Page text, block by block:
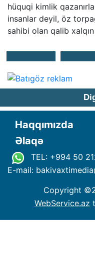
hüquqi kimlik
insanlar deyil, öz
sahibi olan qalib
Haqqımızda
Əlaqə
TEL: +994 50
E-mail: bakivaxtimedia
Copyright ©
WebService.az